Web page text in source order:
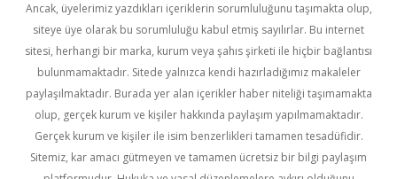
Ancak, üyelerimiz yazdıkları içeriklerin sorumluluğunu taşımakta olup,
siteye üye olarak bu sorumluluğu kabul etmiş sayılırlar. Bu internet
sitesi, herhangi bir marka, kurum veya şahıs şirketi ile hiçbir bağlantısı
bulunmamaktadır. Sitede yalnızca kendi hazırladığımız makaleler
paylaşılmaktadır. Burada yer alan içerikler haber niteliği taşımamakta
olup, gerçek kurum ve kişiler hakkında paylaşım yapılmamaktadır.
Gerçek kurum ve kişiler ile isim benzerlikleri tamamen tesadüfidir.
Sitemiz, kar amacı gütmeyen ve tamamen ücretsiz bir bilgi paylaşım